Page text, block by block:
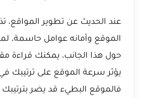
عند الحديث عن تطوير المواقع،
الموقع وأمانه عوامل حاسمة.
حول هذا الجانب، يمكنك قراءة
يؤثر سرعة الموقع على ترتيبك
فالموقع البطيء قد يضر بترتيبك